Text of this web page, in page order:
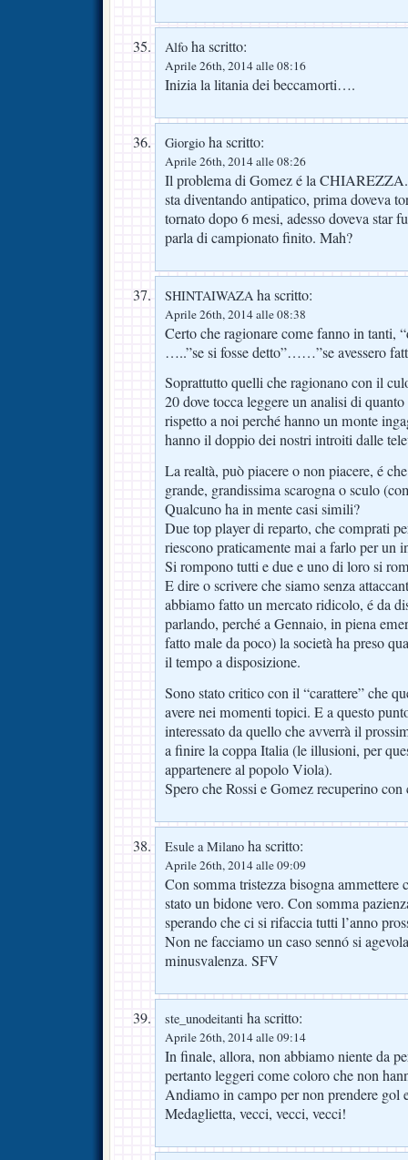
Alfo ha scritto:
Aprile 26th, 2014 alle 08:16
Inizia la litania dei beccamorti….
Giorgio ha scritto:
Aprile 26th, 2014 alle 08:26
Il problema di Gomez é la
sta diventando antipatico, prima doveva
tornato dopo 6 mesi, adesso doveva star
parla di campionato finito. Mah?
SHINTAIWAZA ha scritto:
Aprile 26th, 2014 alle 08:38
Certo che ragionare come fanno in tanti,
…..”se si fosse detto”……”se avessero
Soprattutto quelli che ragionano con il
20 dove tocca leggere un analisi di
rispetto a noi perché hanno un monte
hanno il doppio dei nostri introiti dalle
La realtà, può piacere o non piacere, é
grande, grandissima scarogna o sculo
Qualcuno ha in mente casi simili?
Due top player di reparto, che comprati
riescono praticamente mai a farlo per un
Si rompono tutti e due e uno di loro si
E dire o scrivere che siamo senza
abbiamo fatto un mercato ridicolo, é da
parlando, perché a Gennaio, in piena
fatto male da poco) la società ha preso
il tempo a disposizione.
Sono stato critico con il “carattere” che
avere nei momenti topici. E a questo
interessato da quello che avverrà il
a finire la coppa Italia (le illusioni, per
appartenere al popolo Viola).
Spero che Rossi e Gomez recuperino
Esule a Milano ha scritto:
Aprile 26th, 2014 alle 09:09
Con somma tristezza bisogna ammettere
stato un bidone vero. Con somma
sperando che ci si rifaccia tutti l’anno
Non ne facciamo un caso sennó si
minusvalenza. SFV
ste_unodeitanti ha scritto:
Aprile 26th, 2014 alle 09:14
In finale, allora, non abbiamo niente da
pertanto leggeri come coloro che non
Andiamo in campo per non prendere
Medaglietta, vecci, vecci, vecci!